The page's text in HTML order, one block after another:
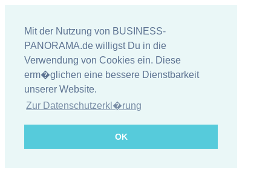
Mit der Nutzung von BUSINESS-
PANORAMA.de willigst Du in die
Verwendung von Cookies ein. Diese
erm�glichen eine bessere Dienstbarkeit
unserer Website.
Zur Datenschutzerkl�rung
OK